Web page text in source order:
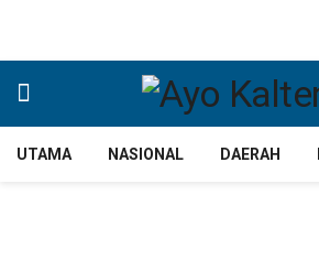
UTAMA NASIONAL DAERAH